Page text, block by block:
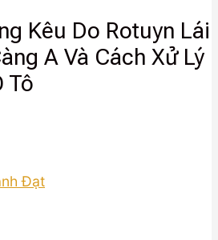
Kêu Do Rotuyn Lái
A Và Cách Xử Lý
Tô
Đạt